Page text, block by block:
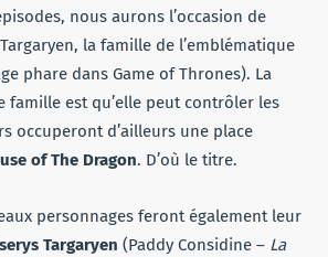
nous aurons l’occasion de
la famille de l’emblématique
phare dans Game of Thrones). La
famille est qu’elle peut contrôler les
occuperont d’ailleurs une place
of The Dragon. D’où le titre.
personnages feront également leur
Targaryen (Paddy Considine – La